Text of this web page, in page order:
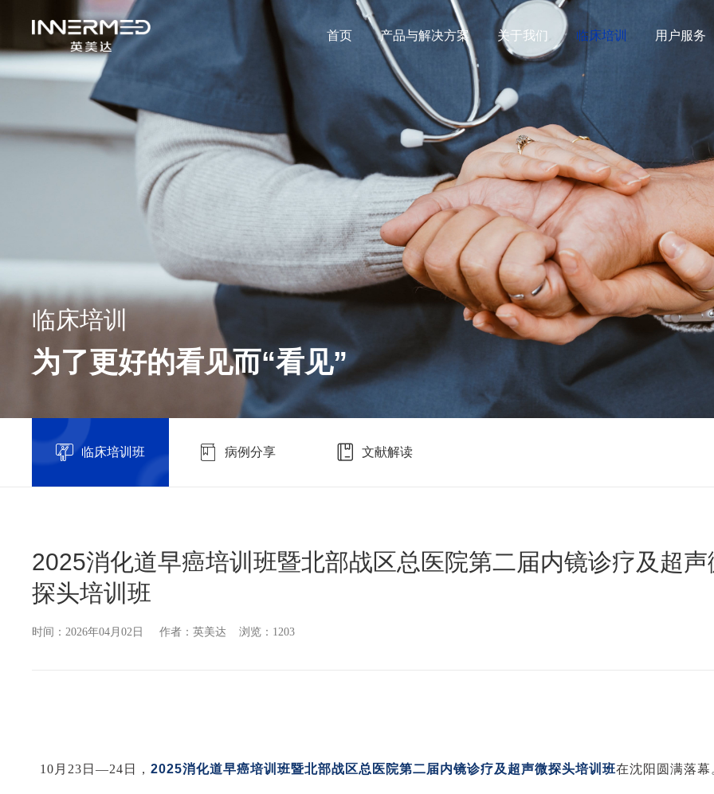
首页 产品与解决方案 关于我们 临床培训 用户服务
临床培训
为了更好的看见而“看见”
临床培训班 病例分享 文献解读
2025消化道早癌培训班暨北部战区总医院第二届内镜诊疗及超声
探头培训班
时间：2026年04月02日 作者：英美达 浏览：1203
10月23日—24日，2025消化道早癌培训班暨北部战区总医院第二届内镜诊疗及超声微探头培训班在沈阳圆满落幕